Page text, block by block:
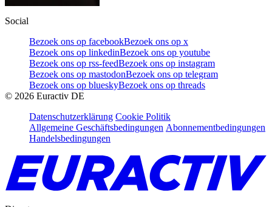
Social
Bezoek ons op facebookBezoek ons op x
Bezoek ons op linkedinBezoek ons op youtube
Bezoek ons op rss-feedBezoek ons op instagram
Bezoek ons op mastodonBezoek ons op telegram
Bezoek ons op blueskyBezoek ons op threads
© 2026 Euractiv DE
Datenschutzerklärung Cookie Politik
Allgemeine Geschäftsbedingungen Abonnementbedingungen
Handelsbedingungen